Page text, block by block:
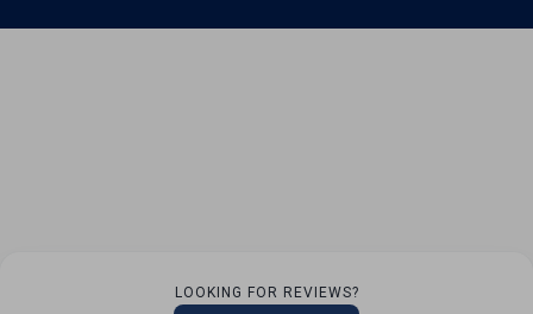
LOOKING FOR REVIEWS?